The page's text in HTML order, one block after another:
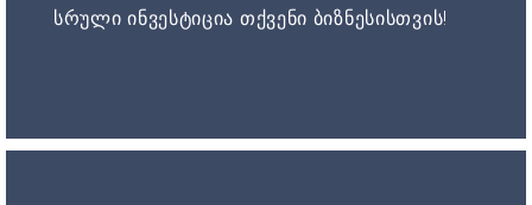
სრული ინვესტიცია თქვენი ბიზნესისთვის!